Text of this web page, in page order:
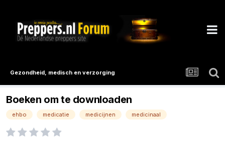
Gezondheid, medisch en verzorging
Boeken om te downloaden
ehbo medicatie medicijnen medicinaal